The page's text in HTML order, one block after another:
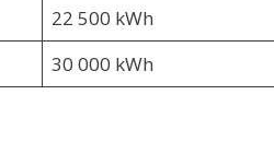
22 500 kWh
30 000 kWh